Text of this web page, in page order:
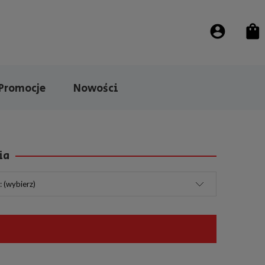
Nowości
(wybierz)